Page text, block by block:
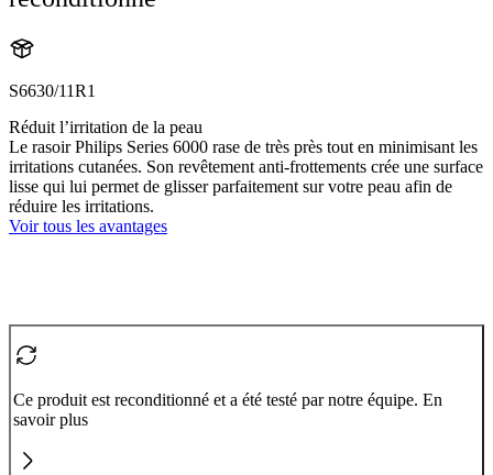
S6630/11R1
Réduit l’irritation de la peau
Le rasoir Philips Series 6000 rase de très près tout en minimisant les
irritations cutanées. Son revêtement anti-frottements crée une surface
lisse qui lui permet de glisser parfaitement sur votre peau afin de
réduire les irritations.
Voir tous les avantages
Ce produit est reconditionné et a été testé par notre équipe. En
savoir plus